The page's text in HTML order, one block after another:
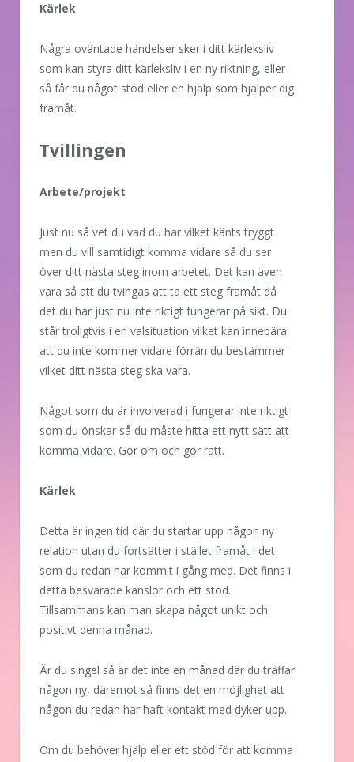
Kärlek
Några oväntade händelser sker i ditt kärleksliv
som kan styra ditt kärleksliv i en ny riktning, eller
så får du något stöd eller en hjälp som hjälper dig
framåt.
Tvillingen
Arbete/projekt
Just nu så vet du vad du har vilket känts tryggt
men du vill samtidigt komma vidare så du ser
över ditt nästa steg inom arbetet. Det kan även
vara så att du tvingas att ta ett steg framåt då
det du har just nu inte riktigt fungerar på sikt. Du
står troligtvis i en valsituation vilket kan innebära
att du inte kommer vidare förrän du bestämmer
vilket ditt nästa steg ska vara.
Något som du är involverad i fungerar inte riktigt
som du önskar så du måste hitta ett nytt sätt att
komma vidare. Gör om och gör rätt.
Kärlek
Detta är ingen tid där du startar upp någon ny
relation utan du fortsätter i stället framåt i det
som du redan har kommit i gång med. Det finns i
detta besvarade känslor och ett stöd.
Tillsammans kan man skapa något unikt och
positivt denna månad.
Är du singel så är det inte en månad där du träffar
någon ny, däremot så finns det en möjlighet att
någon du redan har haft kontakt med dyker upp.
Om du behöver hjälp eller ett stöd för att komma